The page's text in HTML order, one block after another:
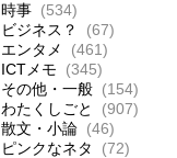
時事 (534)
ビジネス？
(67)
エンタメ
(461)
ICTメモ (345)
その他・一般 (154)
わたくしごと
(907)
散文・小論 (46)
ピンクなネタ
(72)